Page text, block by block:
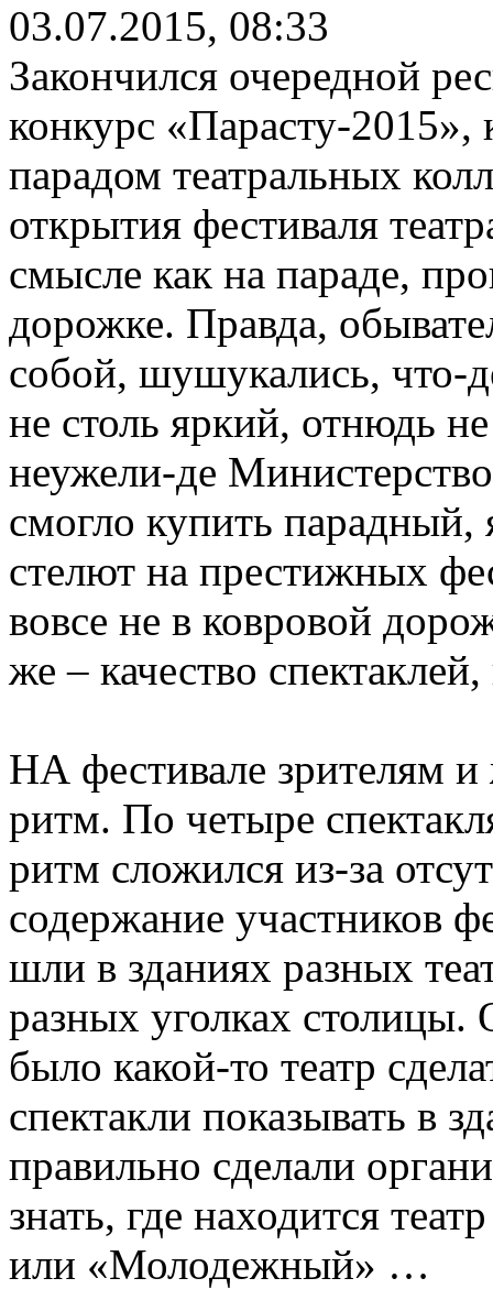
03.07.2015, 08:33
Закончился очередной
конкурс «Парасту-
парадом театральных
открытия фестиваля
смысле как на параде,
дорожке. Правда,
собой, шушукались, что-
не столь яркий, отнюдь
неужели-де
смогло купить
стелют на престижных
вовсе не в ковровой
же – качество
НА фестивале зрителям
ритм. По четыре
ритм сложился из-за
содержание участников
шли в зданиях разных
раз­ных уголках
было какой-то театр
спектакли показывать в
правильно сделали
знать, где находится
или «Молодежный» …